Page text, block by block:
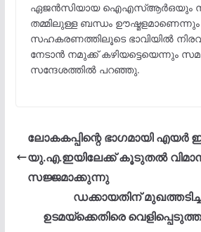
ഏജൻസിയായ ഐഎസ്ആർഒയും
തമ്മിലുള്ള ബന്ധം
സഹകരണത്തിലൂടെ ഭാവിയിൽ
നേടാൻ നമുക്ക് കഴിയട്ടെയെന്നും
സന്ദേശത്തിൽ പറഞ്ഞു.
ലോകകപ്പിന്റെ ഭാഗമായി എയർ
യു.എ.ഇയിലേക്ക് കൂടുതൽ
സജ്ജമാക്കുന്നു
ഡക്കായതിന്
ഉടമയ്‌ക്കെതിരെ